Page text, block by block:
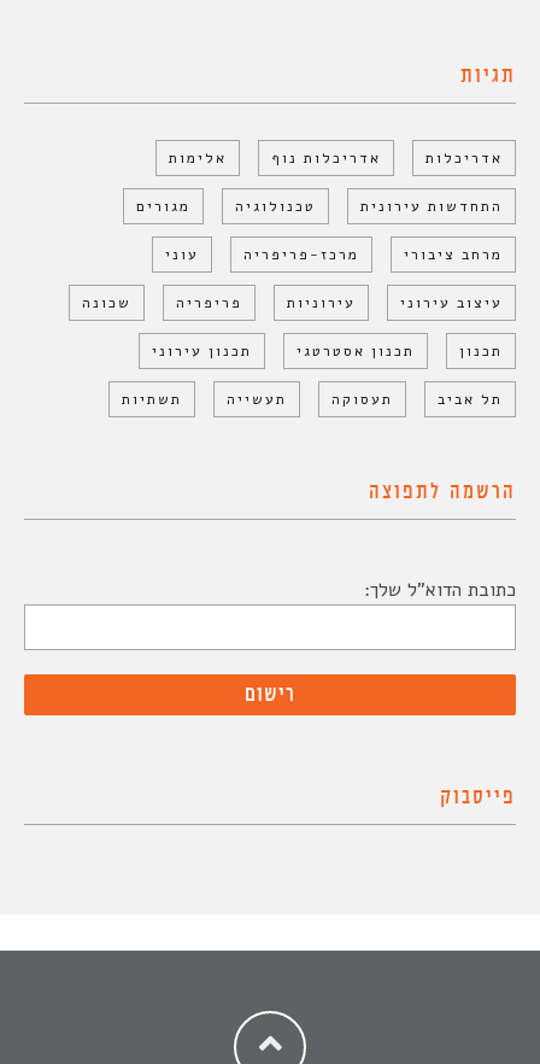
תגיות
אדריכלות אדריכלות נוף אלימות
התחדשות עירונית טכנולוגיה מגורים
מרחב ציבורי מרכז-פריפריה עוני
עיצוב עירוני עירוניות פריפריה שכונה
תכנון תכנון אסטרטגי תכנון עירוני
תל אביב תעסוקה תעשייה תשתיות
הרשמה לתפוצה
כתובת הדוא"ל שלך:
פייסבוק